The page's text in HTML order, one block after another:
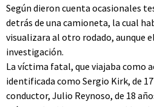
Según dieron cuenta ocasionales
detrás de una camioneta, la cual
visualizara al otro rodado, aunque
investigación.
La víctima fatal, que viajaba como
identificada como Sergio Kirk, de
conductor, Julio Reynoso, de 18